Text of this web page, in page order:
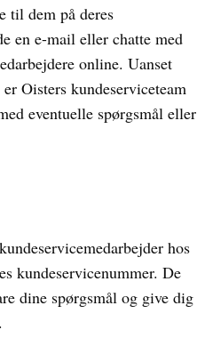
til dem på deres
en e-mail eller chatte med
online. Uanset
Oisters kundeserviceteam
eventuelle spørgsmål eller
hos
kundeservicenummer. De
dine spørgsmål og give dig